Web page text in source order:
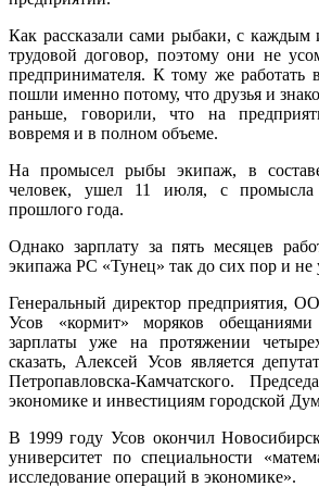
Как рассказали сами рыбаки, с каждым
трудовой договор, поэтому они не
предпринимателя. К тому же
пошли именно потому, что друзья и
раньше, говорили, что на
вовремя и в полном объеме.
На промысел рыбы экипаж, в
человек, ушел 11 июля, с промысла
прошлого года.
Однако зарплату за пять месяцев
экипажа РС «Тунец» так до сих пор и не
Генеральный директор предприятия,
Усов «кормит» моряков
зарплаты уже на протяжении
сказать, Алексей Усов является
Петропавловска-Камчатского.
экономике и инвестициям городской
В 1999 году Усов окончил
университет по специальности
исследование операций в экономике».